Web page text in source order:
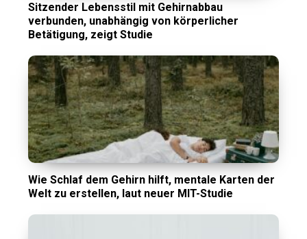
Sitzender Lebensstil mit Gehirnabbau
verbunden, unabhängig von körperlicher
Betätigung, zeigt Studie
Wie Schlaf dem Gehirn hilft, mentale Karten der
Welt zu erstellen, laut neuer MIT-Studie